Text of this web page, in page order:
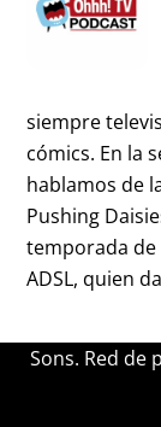
siempre
cómics. En la
hablamos de
Pushing
temporada de
ADSL, quien
Sons. Red de